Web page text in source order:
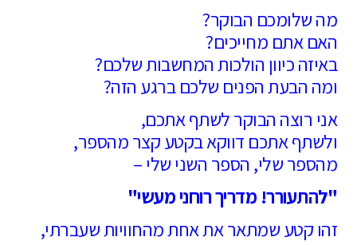
מה שלומכם הבוקר?
האם אתם מחייכים?
באיזה כיוון הולכות המחשבות שלכם?
ומה הבעת הפנים שלכם ברגע הזה?
אני רוצה הבוקר לשתף אתכם,
ולשתף אתכם דווקא בקטע קצר מהספר,
מהספר שלי, הספר השני שלי –
"להתעורר! מדריך רוחני מעשי"
זהו קטע שמתאר את אחת מהחוויות שעברתי,